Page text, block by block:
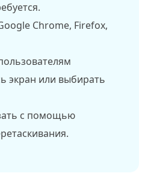
Chrome, Firefox,
экран или выбирать
с помощью